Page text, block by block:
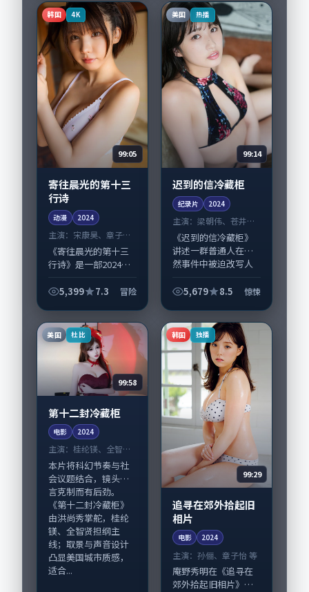
仁、瑛太与配角群戏
并重。影片2025年...
凸显中国大陆城市质
感，适...
韩国 4K
99:05
寄往晨光的第十三
行诗
动漫 2024
主演： 宋康昊、章子怡
等
《寄往晨光的第十三
行诗》是一部2024年
漫，由庵野秀明执
等演员亦参与重要戏
份。故事围绕当代都...
5,399 7.3 冒险
美国 热播
99:14
迟到的信冷藏柜
纪录片 2024
主演：梁朝伟、苍井优
等
《迟到的信冷藏柜》
讲述一群普通人在偶
然事件中被迫改写人
类型元素服务于人物
事，梁朝伟、苍井优...
5,679 8.5 惊悚
美国 杜比
99:58
第十二封冷藏柜
电影 2024
主演： 桂纶镁、全智贤
等
本片将科幻节奏与社
会议题结合，镜头语
言克制而有后劲。
《第十二封冷藏柜》
由洪尚秀掌舵，桂纶
镁、全智贤担纲主
线；取景与声音设计
凸显美国城市质感，
适合...
韩国 独播
99:29
追寻在郊外拾起旧
相片
电影 2024
主演：孙俪、章子怡 等
庵野秀明在《追寻在
郊外拾起旧相片》中